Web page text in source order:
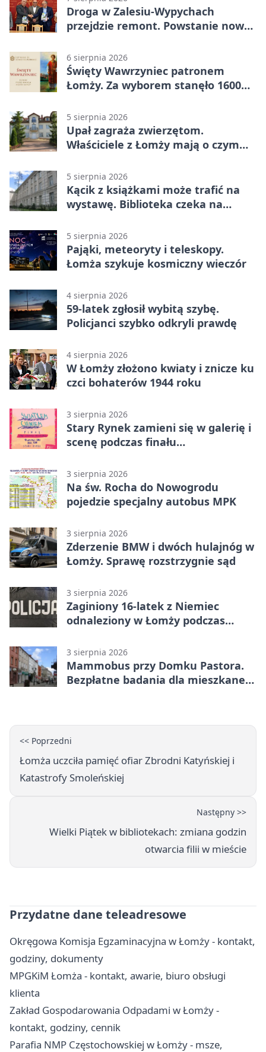
Droga w Zalesiu-Wypychach
przejdzie remont. Powstanie nowa
6 sierpnia 2026
Święty Wawrzyniec patronem
Łomży. Za wyborem stanęło 1600
5 sierpnia 2026
Upał zagraża zwierzętom.
Właściciele z Łomży mają o czym
5 sierpnia 2026
Kącik z książkami może trafić na
wystawę. Biblioteka czeka na
5 sierpnia 2026
Pająki, meteoryty i teleskopy.
Łomża szykuje kosmiczny wieczór
4 sierpnia 2026
59-latek zgłosił wybitą szybę.
Policjanci szybko odkryli prawdę
4 sierpnia 2026
W Łomży złożono kwiaty i znicze ku
czci bohaterów 1944 roku
3 sierpnia 2026
Stary Rynek zamieni się w galerię i
scenę podczas finału
3 sierpnia 2026
Na św. Rocha do Nowogrodu
pojedzie specjalny autobus MPK
3 sierpnia 2026
Zderzenie BMW i dwóch hulajnóg w
Łomży. Sprawę rozstrzygnie sąd
3 sierpnia 2026
Zaginiony 16-latek z Niemiec
odnaleziony w Łomży podczas
3 sierpnia 2026
Mammobus przy Domku Pastora.
Bezpłatne badania dla mieszkanek
<< Poprzedni
Łomża uczciła pamięć ofiar Zbrodni Katyńskiej i
Katastrofy Smoleńskiej
Następny >>
Wielki Piątek w bibliotekach: zmiana godzin
otwarcia filii w mieście
Przydatne dane teleadresowe
Okręgowa Komisja Egzaminacyjna w Łomży - kontakt,
godziny, dokumenty
MPGKiM Łomża - kontakt, awarie, biuro obsługi
klienta
Zakład Gospodarowania Odpadami w Łomży -
kontakt, godziny, cennik
Parafia NMP Częstochowskiej w Łomży - msze,